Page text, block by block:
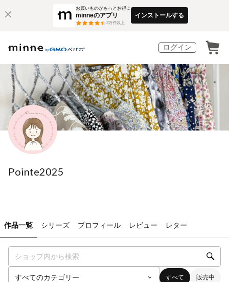
お買いものがもっとお得に
minneのアプリ
3万件以上
インストールする
ログイン
Pointe2025
作品一覧 シリーズ プロフィール レビュー レター
すべて 販売中